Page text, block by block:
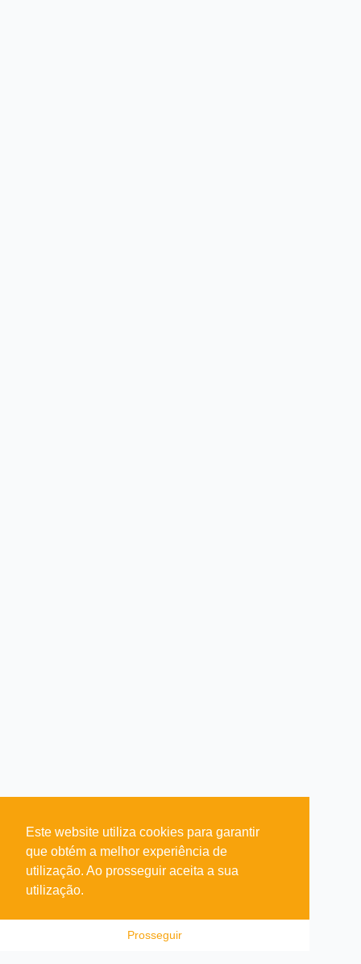
Este website utiliza cookies para garantir
que obtém a melhor experiência de
utilização. Ao prosseguir aceita a sua
utilização.
Prosseguir